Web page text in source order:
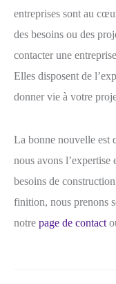
entreprises sont au
des besoins ou des
contacter une
Elles disposent de
donner vie à votre
La bonne nouvelle est
nous avons l’expertise
besoins de
finition, nous prenons
notre page de contact